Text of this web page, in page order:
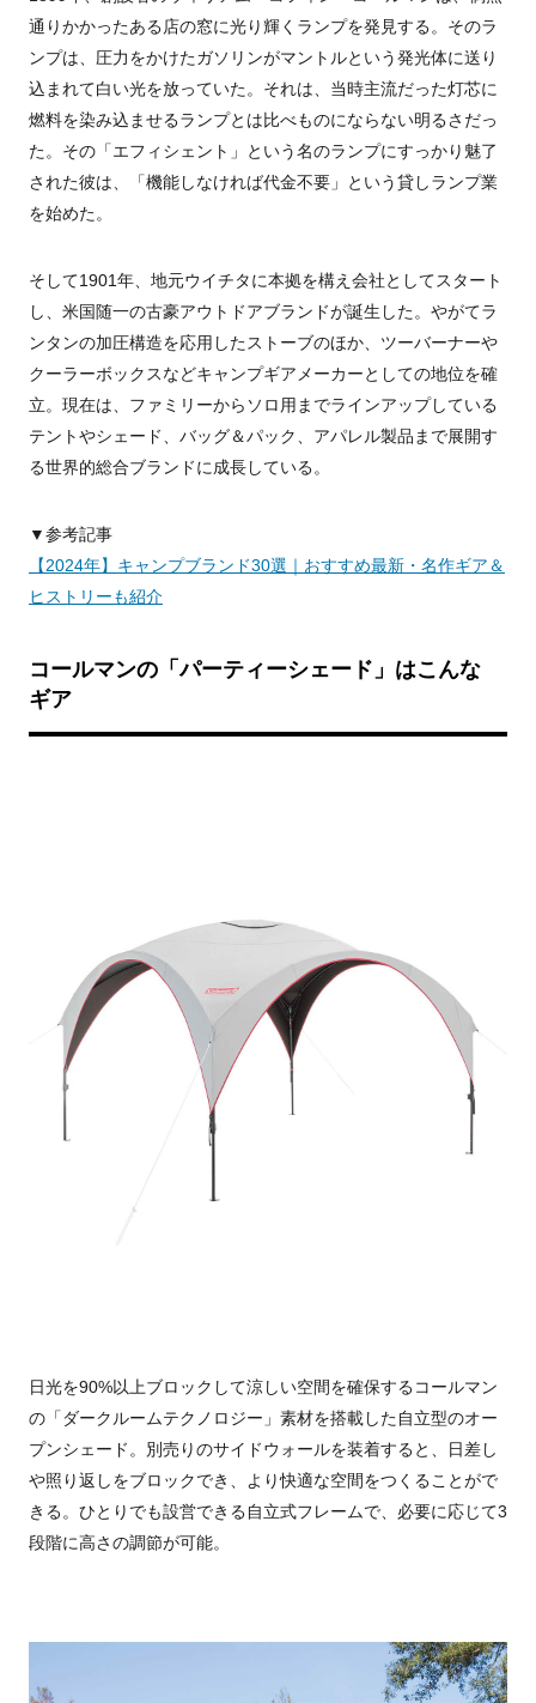
通りかかったある店の窓に光り輝くランプを発見する。そのラ
ンプは、圧力をかけたガソリンがマントルという発光体に送り
込まれて白い光を放っていた。それは、当時主流だった灯芯に
燃料を染み込ませるランプとは比べものにならない明るさだっ
た。その「エフィシェント」という名のランプにすっかり魅了
された彼は、「機能しなければ代金不要」という貸しランプ業
を始めた。
そして1901年、地元ウイチタに本拠を構え会社としてスタート
し、米国随一の古豪アウトドアブランドが誕生した。やがてラ
ンタンの加圧構造を応用したストーブのほか、ツーバーナーや
クーラーボックスなどキャンプギアメーカーとしての地位を確
立。現在は、ファミリーからソロ用までラインアップしている
テントやシェード、バッグ＆パック、アパレル製品まで展開す
る世界的総合ブランドに成長している。
▼参考記事
【2024年】キャンプブランド30選｜おすすめ最新・名作ギア＆
ヒストリーも紹介
コールマンの「パーティーシェード」はこんな
ギア
日光を90%以上ブロックして涼しい空間を確保するコールマン
の「ダークルームテクノロジー」素材を搭載した自立型のオー
プンシェード。別売りのサイドウォールを装着すると、日差し
や照り返しをブロックでき、より快適な空間をつくることがで
きる。ひとりでも設営できる自立式フレームで、必要に応じて3
段階に高さの調節が可能。